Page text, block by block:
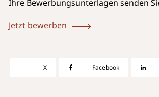
Ihre Bewerbungsunterlagen senden
Jetzt bewerben
X Facebook